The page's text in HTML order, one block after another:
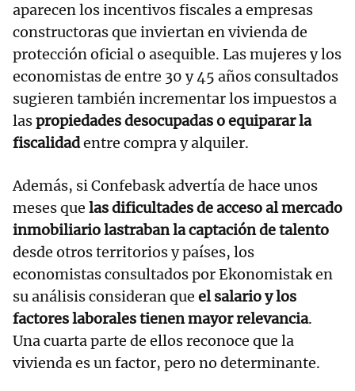
aparecen los incentivos fiscales a empresas
constructoras que inviertan en vivienda de
protección oficial o asequible. Las mujeres y los
economistas de entre 30 y 45 años consultados
sugieren también incrementar los impuestos a
laspropiedades desocupadas o equiparar la
fiscalidadentre compra y alquiler.
Además, si Confebask advertía de hace unos
meses que las dificultades de acceso al mercado
inmobiliario lastraban la captación de talento
desde otros territorios y países, los
economistas consultados por Ekonomistak en
su análisis consideran que el salario y los
factores laborales tienen mayor relevancia.
Una cuarta parte de ellos reconoce que la
vivienda es un factor, pero no determinante.